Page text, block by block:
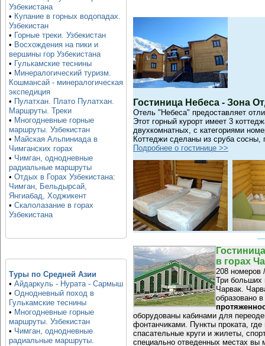
Узбекистана
• Купание в горных водопадах.
Узбекистан
• Горные треки. Узбекистан
• Восхождения на пики и
вершины гор Узбекистана
• Гулькамские теснины
• Минералогический туризм.
Кошмансай - минералогическая
экспедиция
• Пулатхан. Плато Пулатхан.
Маршруты. Треки
• Многодневные горные
маршруты. Узбекистан
• Майская Альпиниада в
Чимганских горах
• Чимган, однодневные
радиальные маршруты
• Отдых в Горах Узбекистана:
Чимган, Бельдырсай,
Янгиабад, Ходжикент
• Скалолазание в горах
Узбекистана
Туры по Средней Азии
• Айдаркуль - Нурата - Сармыш
• Однодневный поход в
Гулькамские теснины
• Многодневные горные
маршруты. Узбекистан
• Чимган, однодневные
радиальные маршруты.
Гостиница Небеса - Зона
Отель "Небеса" предоставляет
Этот горный курорт имеет 3
двухкомнатных, с категориями
Коттеджи сделаны из сруба сосны,
Подробнее о гостинице >>
в горах
208 номеров
Три больших
Чарвак.
образовано
оборудованы кабинами для
фонтанчиками. Пункты проката,
спасательные круги и жилеты,
специально отведенных местах вы